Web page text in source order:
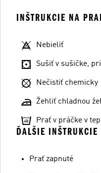
INŠTRUKCIE NA
Nebieliť
Sušiť v sušičke,
Nečistiť chemicky
Žehliť chladnou
Prať v práčke v
ĎALŠIE INŠTRUKCIE
Prať zapnuté